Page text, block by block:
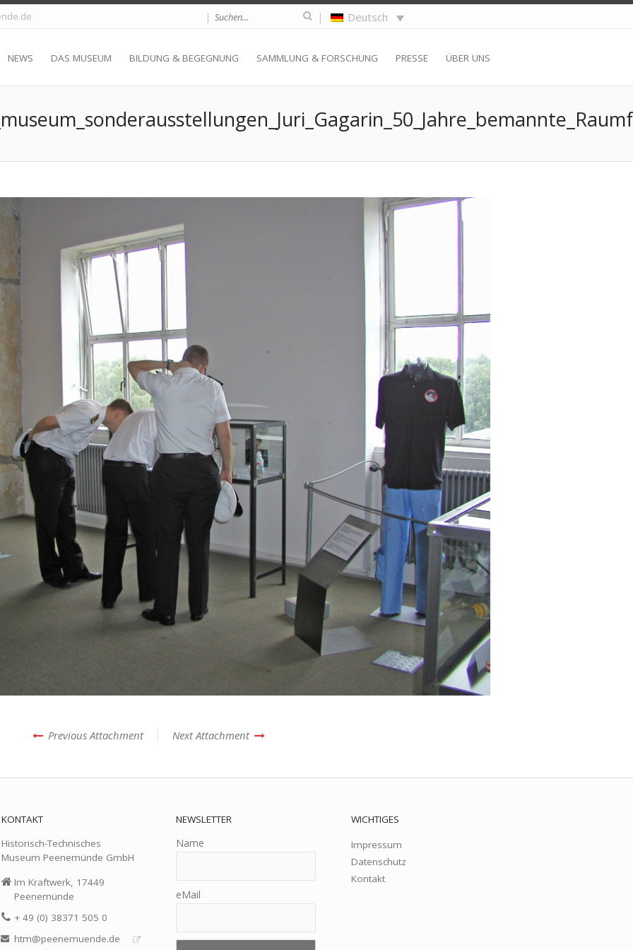
| | Deutsch
NEWS DAS MUSEUM BILDUNG & BEGEGNUNG SAMMLUNG & FORSCHUNG PRESSE ÜBER UNS
Previous Attachment Next Attachment
KONTAKT
Historisch-Technisches
Museum Peenemünde GmbH
Im Kraftwerk, 17449
Peenemünde
+ 49 (0) 38371 505 0
htm@peenemuende.de
NEWSLETTER
Name
eMail
WICHTIGES
Impressum
Datenschutz
Kontakt